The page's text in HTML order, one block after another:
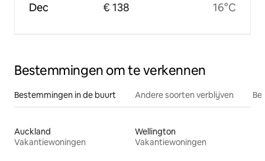
Dec € 138 16°C
Bestemmingen om te verkennen
Bestemmingen in de buurt Andere soorten verblijven
Auckland
Vakantiewoningen
Wellington
Vakantiewoningen